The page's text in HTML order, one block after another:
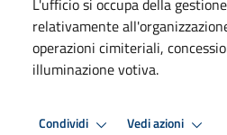
relativamente
operazioni cimiteriali,
illuminazione votiva.
Condividi Vedi azioni